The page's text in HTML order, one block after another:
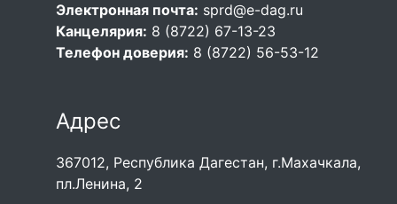
Электронная почта: sprd@e-dag.ru
Канцелярия: 8 (8722) 67-13-23
Телефон доверия: 8 (8722) 56-53-12
Адрес
367012, Республика Дагестан, г.Махачкала,
пл.Ленина, 2